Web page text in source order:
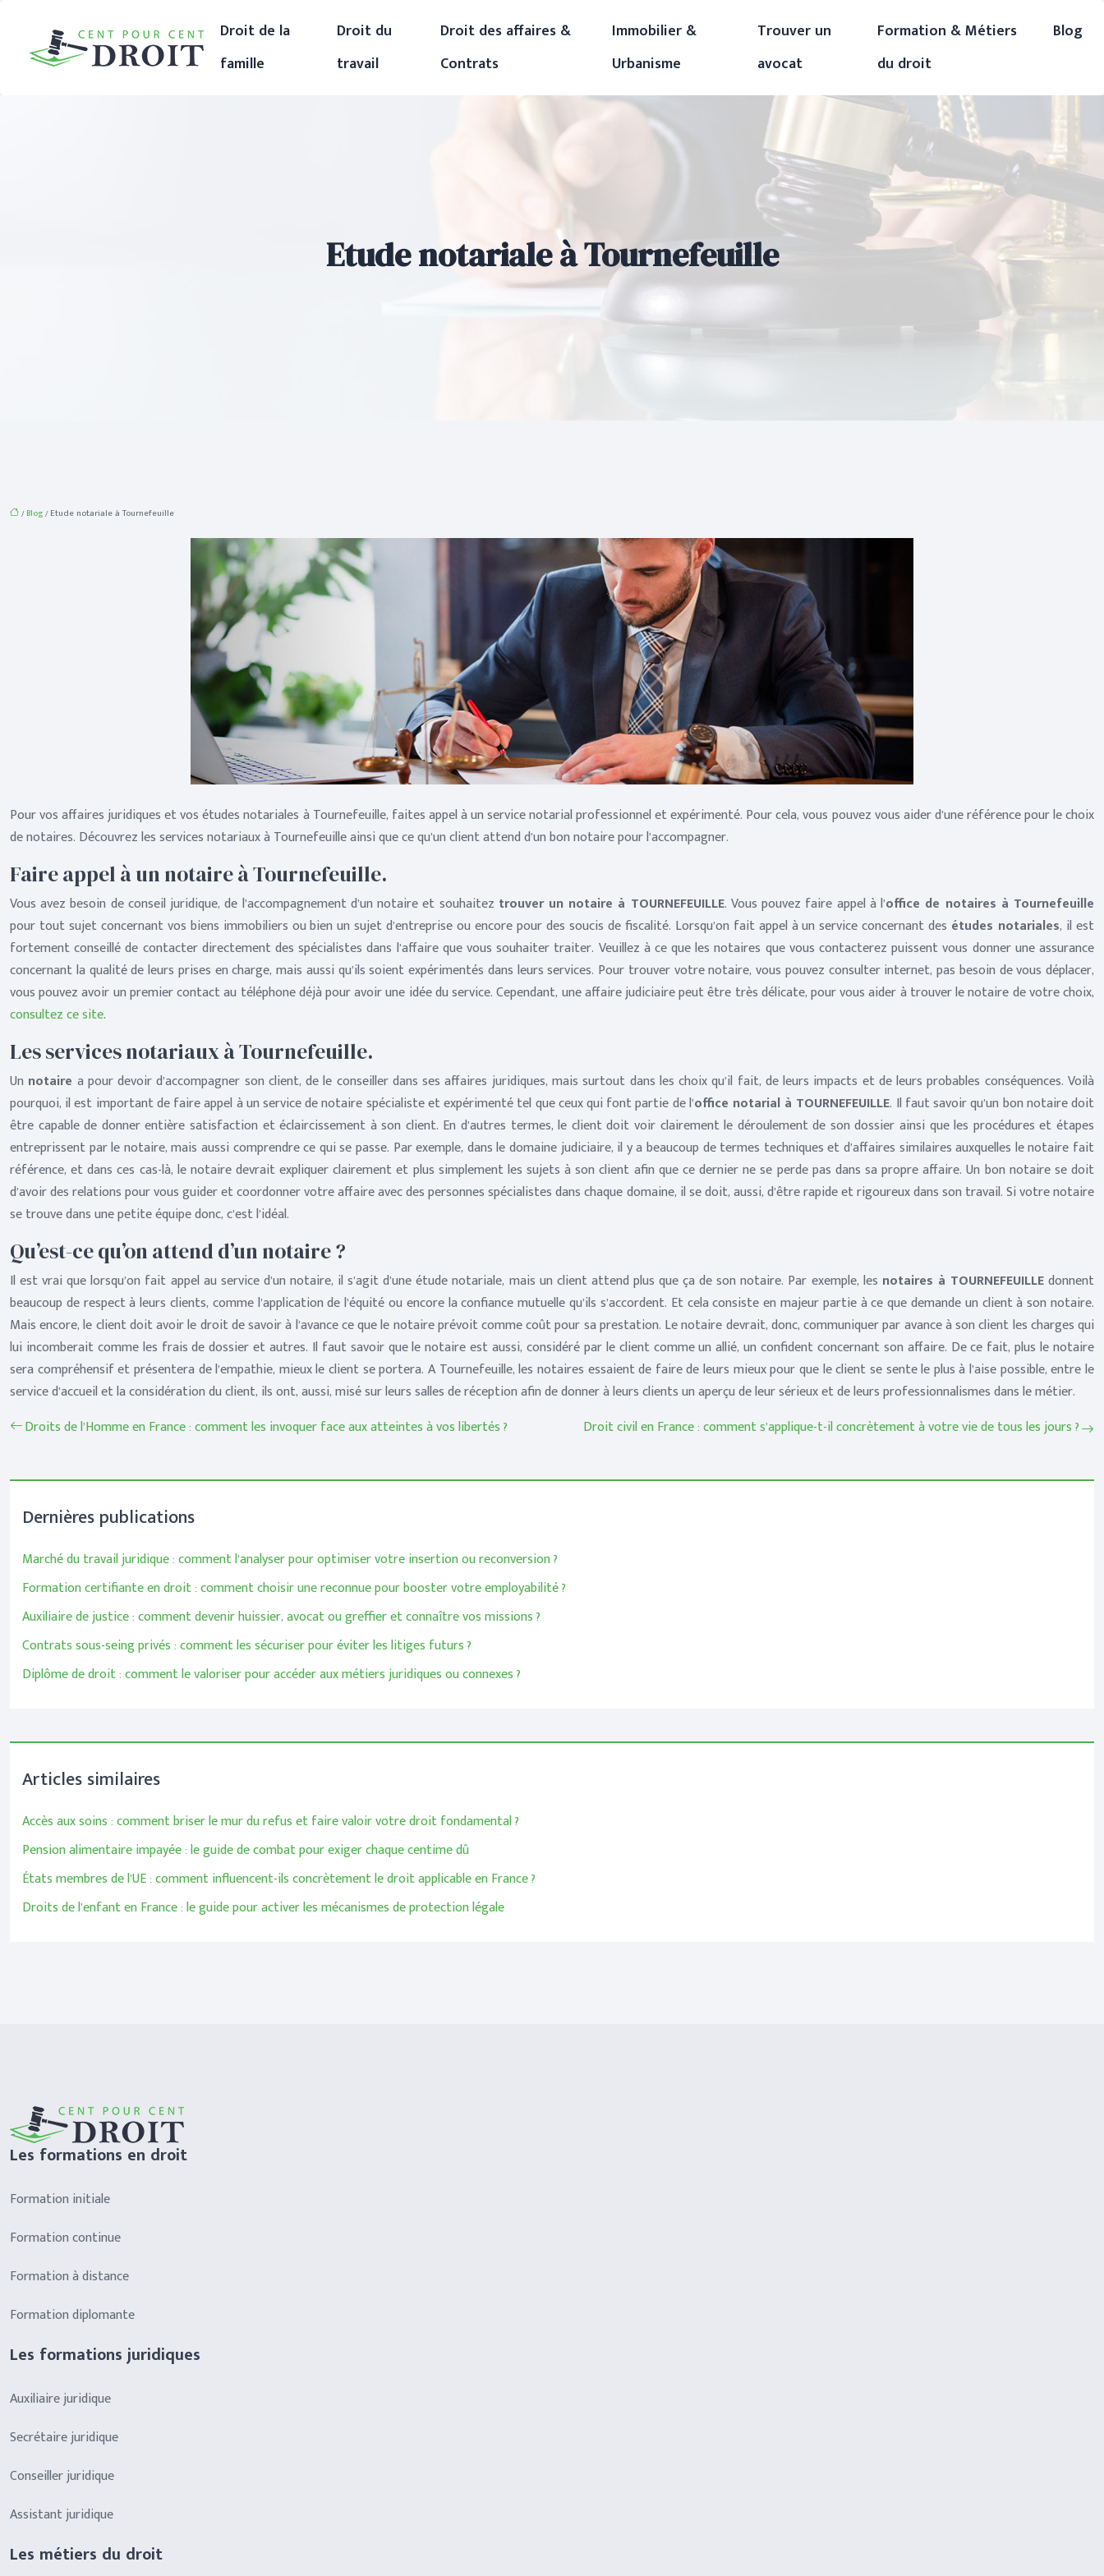
Droit de la
famille
Droit du
travail
Droit des affaires &
Contrats
Immobilier &
Urbanisme
Trouver un
avocat
Formation & Métiers
du droit
Blog
Etude notariale à Tournefeuille
/Blog/ Etude notariale à Tournefeuille
Pour vos affaires juridiques et vos études notariales à Tournefeuille, faites appel à un service notarial professionnel et expérimenté. Pour cela, vous pouvez vous aider d’une référence pour le choix
de notaires. Découvrez les services notariaux à Tournefeuille ainsi que ce qu’un client attend d’un bon notaire pour l’accompagner.
Faire appel à un notaire à Tournefeuille.
Vous avez besoin de conseil juridique, de l’accompagnement d’un notaire et souhaitez trouver un notaire à TOURNEFEUILLE. Vous pouvez faire appel à l’office de notaires à Tournefeuille
pour tout sujet concernant vos biens immobiliers ou bien un sujet d’entreprise ou encore pour des soucis de fiscalité. Lorsqu’on fait appel à un service concernant des études notariales, il est
fortement conseillé de contacter directement des spécialistes dans l’affaire que vous souhaiter traiter. Veuillez à ce que les notaires que vous contacterez puissent vous donner une assurance
concernant la qualité de leurs prises en charge, mais aussi qu’ils soient expérimentés dans leurs services. Pour trouver votre notaire, vous pouvez consulter internet, pas besoin de vous déplacer,
vous pouvez avoir un premier contact au téléphone déjà pour avoir une idée du service. Cependant, une affaire judiciaire peut être très délicate, pour vous aider à trouver le notaire de votre choix,
consultez ce site.
Les services notariaux à Tournefeuille.
Un notaire a pour devoir d’accompagner son client, de le conseiller dans ses affaires juridiques, mais surtout dans les choix qu’il fait, de leurs impacts et de leurs probables conséquences. Voilà
pourquoi, il est important de faire appel à un service de notaire spécialiste et expérimenté tel que ceux qui font partie de l’office notarial à TOURNEFEUILLE. Il faut savoir qu’un bon notaire doit
être capable de donner entière satisfaction et éclaircissement à son client. En d’autres termes, le client doit voir clairement le déroulement de son dossier ainsi que les procédures et étapes
entreprissent par le notaire, mais aussi comprendre ce qui se passe. Par exemple, dans le domaine judiciaire, il y a beaucoup de termes techniques et d’affaires similaires auxquelles le notaire fait
référence, et dans ces cas-là, le notaire devrait expliquer clairement et plus simplement les sujets à son client afin que ce dernier ne se perde pas dans sa propre affaire. Un bon notaire se doit
d’avoir des relations pour vous guider et coordonner votre affaire avec des personnes spécialistes dans chaque domaine, il se doit, aussi, d’être rapide et rigoureux dans son travail. Si votre notaire
se trouve dans une petite équipe donc, c’est l’idéal.
Qu’est-ce qu’on attend d’un notaire ?
Il est vrai que lorsqu’on fait appel au service d’un notaire, il s’agit d’une étude notariale, mais un client attend plus que ça de son notaire. Par exemple, les notaires à TOURNEFEUILLEdonnent
beaucoup de respect à leurs clients, comme l’application de l’équité ou encore la confiance mutuelle qu’ils s’accordent. Et cela consiste en majeur partie à ce que demande un client à son notaire.
Mais encore, le client doit avoir le droit de savoir à l’avance ce que le notaire prévoit comme coût pour sa prestation. Le notaire devrait, donc, communiquer par avance à son client les charges qui
lui incomberait comme les frais de dossier et autres. Il faut savoir que le notaire est aussi, considéré par le client comme un allié, un confident concernant son affaire. De ce fait, plus le notaire
sera compréhensif et présentera de l’empathie, mieux le client se portera. A Tournefeuille, les notaires essaient de faire de leurs mieux pour que le client se sente le plus à l’aise possible, entre le
service d’accueil et la considération du client, ils ont, aussi, misé sur leurs salles de réception afin de donner à leurs clients un aperçu de leur sérieux et de leurs professionnalismes dans le métier.
Droits de l’Homme en France : comment les invoquer face aux atteintes à vos libertés ?
Droit civil en France : comment s’applique-t-il concrètement à votre vie de tous les jours ?
Dernières publications
Marché du travail juridique : comment l’analyser pour optimiser votre insertion ou reconversion ?
Formation certifiante en droit : comment choisir une reconnue pour booster votre employabilité ?
Auxiliaire de justice : comment devenir huissier, avocat ou greffier et connaître vos missions ?
Contrats sous-seing privés : comment les sécuriser pour éviter les litiges futurs ?
Diplôme de droit : comment le valoriser pour accéder aux métiers juridiques ou connexes ?
Articles similaires
Accès aux soins : comment briser le mur du refus et faire valoir votre droit fondamental ?
Pension alimentaire impayée : le guide de combat pour exiger chaque centime dû
États membres de l’UE : comment influencent-ils concrètement le droit applicable en France ?
Droits de l’enfant en France : le guide pour activer les mécanismes de protection légale
Les formations en droit
Formation initiale
Formation continue
Formation à distance
Formation diplomante
Les formations juridiques
Auxiliaire juridique
Secrétaire juridique
Conseiller juridique
Assistant juridique
Les métiers du droit